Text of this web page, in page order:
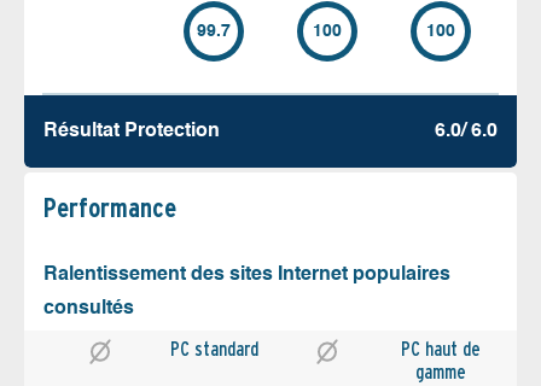
99.7 100 100
Résultat Protection 6.0/ 6.0
Performance
Ralentissement des sites Internet populaires
consultés
PC standard
PC haut de
gamme